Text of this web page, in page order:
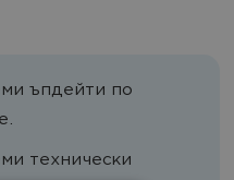
ъпдейти по
технически